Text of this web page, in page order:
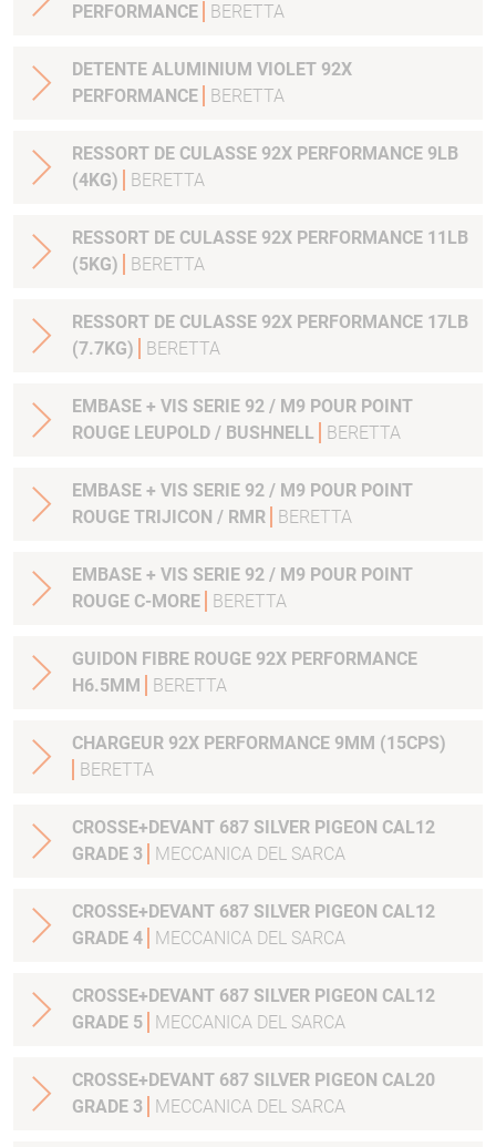
PERFORMANCE
BERETTA
DETENTE ALUMINIUM VIOLET 92X
PERFORMANCE
BERETTA
RESSORT DE CULASSE 92X PERFORMANCE 9LB
(4KG)
BERETTA
RESSORT DE CULASSE 92X PERFORMANCE 11LB
(5KG)
BERETTA
RESSORT DE CULASSE 92X PERFORMANCE 17LB
(7.7KG)
BERETTA
EMBASE + VIS SERIE 92 / M9 POUR POINT
ROUGE LEUPOLD / BUSHNELL
BERETTA
EMBASE + VIS SERIE 92 / M9 POUR POINT
ROUGE TRIJICON / RMR
BERETTA
EMBASE + VIS SERIE 92 / M9 POUR POINT
ROUGE C-MORE
BERETTA
GUIDON FIBRE ROUGE 92X PERFORMANCE
H6.5MM
BERETTA
CHARGEUR 92X PERFORMANCE 9MM (15CPS)
BERETTA
CROSSE+DEVANT 687 SILVER PIGEON CAL12
GRADE 3
MECCANICA DEL SARCA
CROSSE+DEVANT 687 SILVER PIGEON CAL12
GRADE 4
MECCANICA DEL SARCA
CROSSE+DEVANT 687 SILVER PIGEON CAL12
GRADE 5
MECCANICA DEL SARCA
CROSSE+DEVANT 687 SILVER PIGEON CAL20
GRADE 3
MECCANICA DEL SARCA